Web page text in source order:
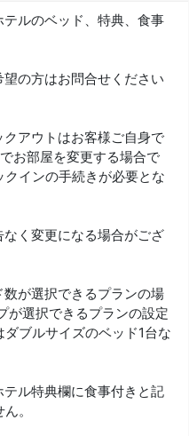
ルのベッド、特典、食事
の方はお問合せください
アウトはお客様ご自身で
お部屋を変更する場合で
インの手続きが必要とな
く変更になる場合がござ
が選択できるプランの場
が選択できるプランの設定
ブルサイズのベッド1台な
ル特典欄に食事付きと記
。